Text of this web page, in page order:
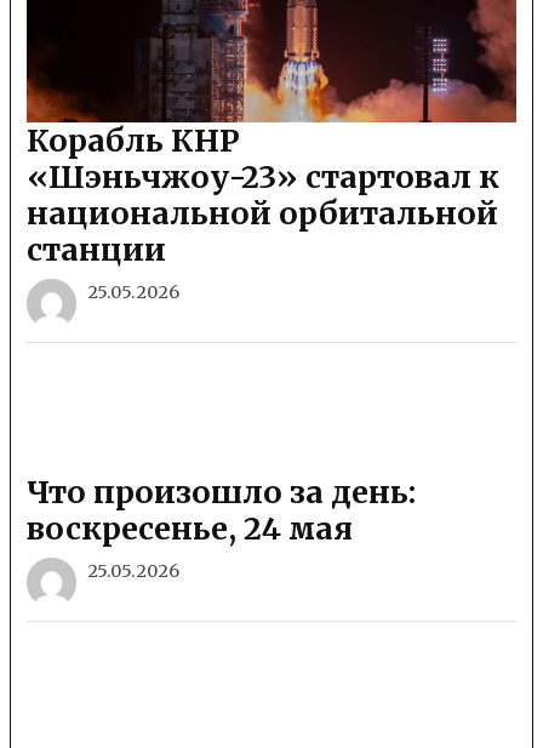
Корабль КНР
«Шэньчжоу-23» стартовал к
национальной орбитальной
станции
25.05.2026
Что произошло за день:
воскресенье, 24 мая
25.05.2026